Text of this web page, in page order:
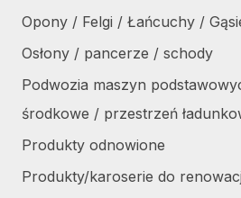
Opony / Felgi / Łańcuchy /
Osłony / pancerze / schody
Podwozia maszyn
środkowe / przestrzeń
Produkty odnowione
Produkty/karoserie do